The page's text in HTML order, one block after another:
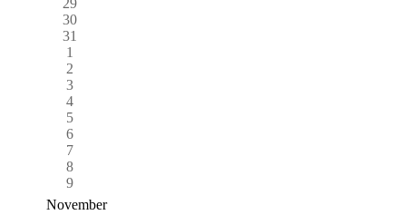
30
31
1
2
3
4
5
6
7
8
9
November